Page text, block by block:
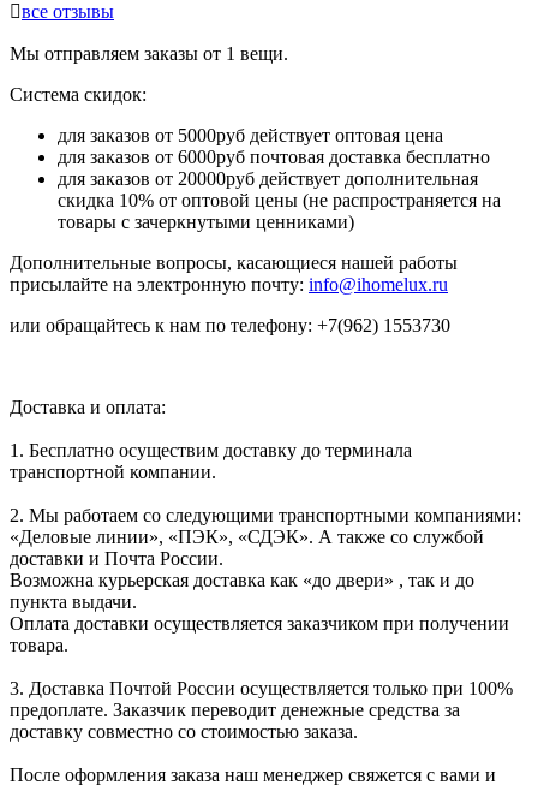
все отзывы
Мы отправляем заказы от 1 вещи.
Система скидок:
для заказов от 5000руб действует оптовая цена
для заказов от 6000руб почтовая доставка бесплатно
для заказов от 20000руб действует дополнительная
скидка 10% от оптовой цены (не распространяется на
товары с зачеркнутыми ценниками)
Дополнительные вопросы, касающиеся нашей работы
присылайте на электронную почту: info@ihomelux.ru
или обращайтесь к нам по телефону: +7(962) 1553730
Доставка и оплата:
1. Бесплатно осуществим доставку до терминала
транспортной компании.
2. Мы работаем со следующими транспортными компаниями:
«Деловые линии», «ПЭК», «СДЭК». А также со службой
доставки и Почта России.
Возможна курьерская доставка как «до двери» , так и до
пункта выдачи.
Оплата доставки осуществляется заказчиком при получении
товара.
3. Доставка Почтой России осуществляется только при 100%
предоплате. Заказчик переводит денежные средства за
доставку совместно со стоимостью заказа.
После оформления заказа наш менеджер свяжется с вами и